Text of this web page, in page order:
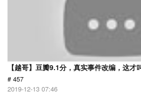
【越哥】豆瓣9.1分，真实事件改编，这才
# 457
2019-12-13 07:46